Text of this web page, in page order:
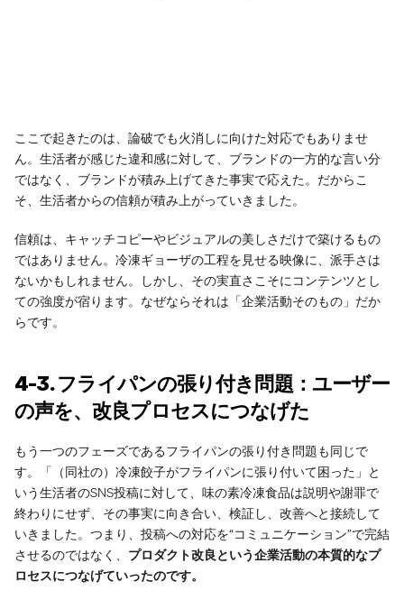
ここで起きたのは、論破でも火消しに向けた対応でもありませ
ん。生活者が感じた違和感に対して、ブランドの一方的な言い分
ではなく、ブランドが積み上げてきた事実で応えた。だからこ
そ、生活者からの信頼が積み上がっていきました。
信頼は、キャッチコピーやビジュアルの美しさだけで築けるもの
ではありません。冷凍ギョーザの工程を見せる映像に、派手さは
ないかもしれません。しかし、その実直さこそにコンテンツとし
ての強度が宿ります。なぜならそれは「企業活動そのもの」だか
らです。
4-3. フライパンの張り付き問題：ユーザー
の声を、改良プロセスにつなげた
もう一つのフェーズであるフライパンの張り付き問題も同じで
す。「（同社の）冷凍餃子がフライパンに張り付いて困った」と
いう生活者のSNS投稿に対して、味の素冷凍食品は説明や謝罪で
終わりにせず、その事実に向き合い、検証し、改善へと接続して
いきました。つまり、投稿への対応を“コミュニケーション”で完結
させるのではなく、 プロダクト改良という企業活動の本質的なプ
ロセスにつなげていったのです。